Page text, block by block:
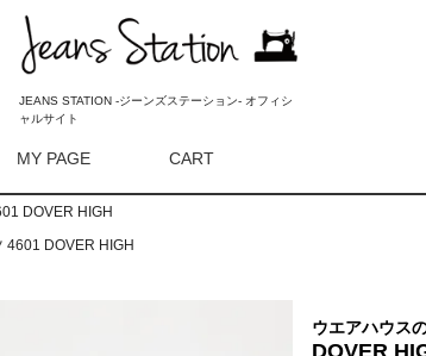
JEANS STATION -ジーンズステーション- オフィシ
ャルサイト
MY PAGE CART
DOVER HIGH
4601 DOVER HIGH
ウエアハウス